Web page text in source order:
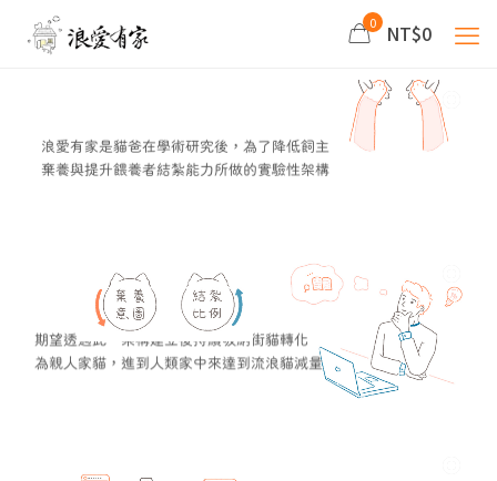
0 NT$0
浪愛有家是貓爸在學術研究後，為了降低飼主
棄養與提升餵養者結紮能力所做的實驗性架構
期望透過此一架構建立後持續吸納街貓轉化
為親人家貓，進到人類家中來達到流浪貓減量